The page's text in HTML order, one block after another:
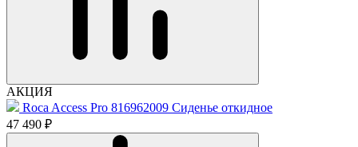
АКЦИЯ
Roca Access Pro 816962009 Сиденье откидное
47 490 ₽